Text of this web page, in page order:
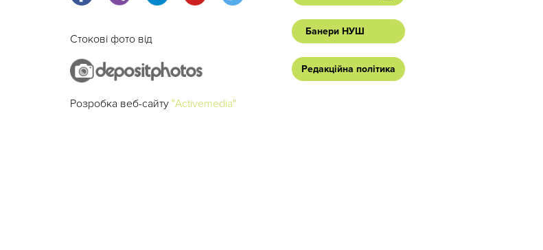
Стокові фото від
Розробка веб-сайту "Activemedia"
Банери НУШ
Редакційна політика